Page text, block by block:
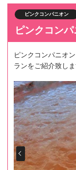
ピンクコンパニオン
ピンクコン
ピンクコンパニオ
ランをご紹介致しま
Prev